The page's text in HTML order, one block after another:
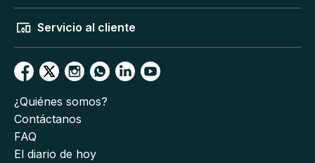
Servicio al cliente
¿Quiénes somos?
Contáctanos
FAQ
El diario de hoy